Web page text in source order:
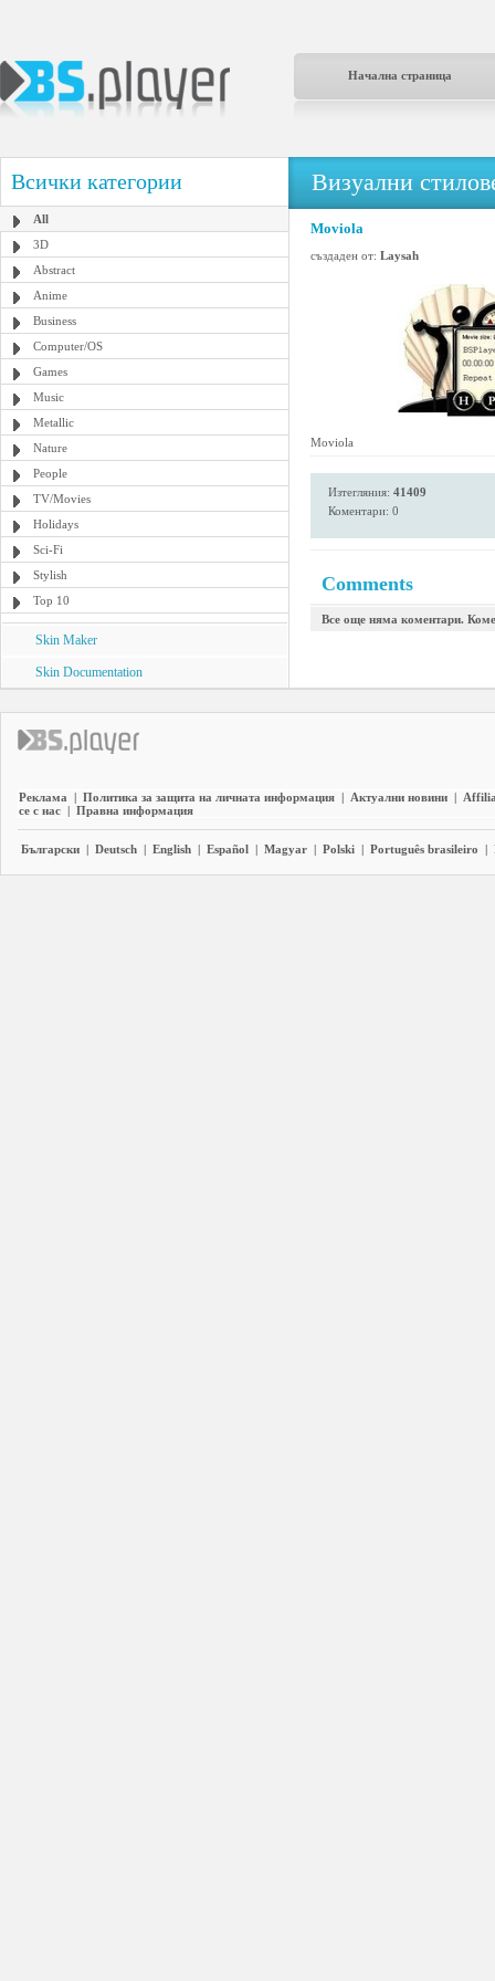
Начална страница
Всички категории
All
3D
Abstract
Anime
Business
Computer/OS
Games
Music
Metallic
Nature
People
TV/Movies
Holidays
Sci-Fi
Stylish
Top 10
Skin Maker
Skin Documentation
Визуални
Moviola
създаден от: Laysah
Moviola
Изтегляния: 41409
Коментари: 0
Comments
Все още няма коментари.
Реклама | Политика за защита на личната информация | Актуални новини |
се с нас | Правна информация
Български | Deutsch | English | Español | Magyar | Polski | Português brasileiro |